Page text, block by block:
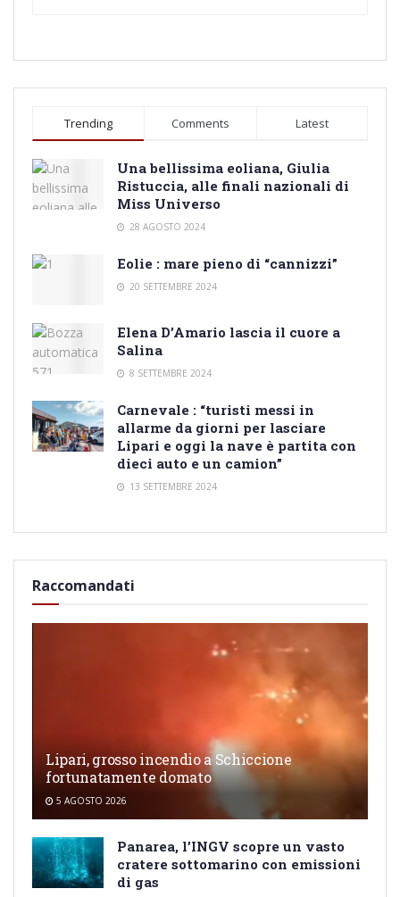
Trending Comments Latest
Una bellissima eoliana, Giulia
Ristuccia, alle finali nazionali di
Miss Universo
28 AGOSTO 2024
Eolie : mare pieno di “cannizzi”
20 SETTEMBRE 2024
Elena D’Amario lascia il cuore a
Salina
8 SETTEMBRE 2024
Carnevale : “turisti messi in
allarme da giorni per lasciare
Lipari e oggi la nave è partita con
dieci auto e un camion”
13 SETTEMBRE 2024
Raccomandati
Lipari, grosso incendio a Schiccione
fortunatamente domato
5 AGOSTO 2026
Panarea, l’INGV scopre un vasto
cratere sottomarino con emissioni
di gas